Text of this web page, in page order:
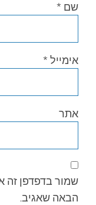
שם *
אימייל *
אתר
שמור בדפדפן זה
הבאה שאגיב.